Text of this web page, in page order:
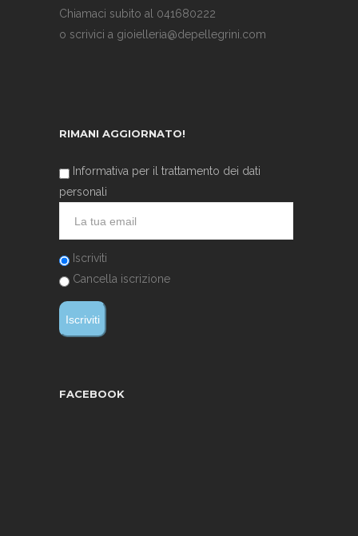
Chiamaci subito al 041680222
o scrivici a gioielleria@depellegrini.com
RIMANI AGGIORNATO!
Informativa per il trattamento dei dati
personali
Iscriviti
Cancella iscrizione
FACEBOOK